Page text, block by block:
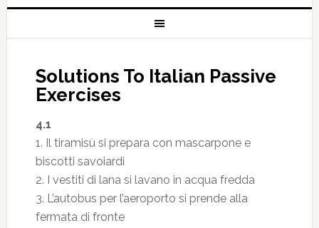
Solutions To Italian Passive
Exercises
4.1
1. Il tiramisù si prepara con mascarpone e
biscotti savoiardi
2. I vestiti di lana si lavano in acqua fredda
3. L’autobus per l’aeroporto si prende alla
fermata di fronte